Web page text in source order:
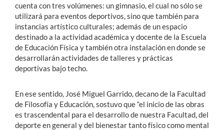
cuenta con tres volúmenes: un gimnasio, el cual no sólo se
utilizará para eventos deportivos, sino que también para
instancias artístico culturales; además de un espacio
destinado a la actividad académica y docente de la Escuela
de Educación Física y también otra instalación en donde se
desarrollarán actividades de talleres y prácticas
deportivas bajo techo.
En ese sentido, José Miguel Garrido, decano de la Facultad
de Filosofía y Educación, sostuvo que “el inicio de las obras
es trascendental para el desarrollo de nuestra Facultad, del
deporte en general y del bienestar tanto físico como mental